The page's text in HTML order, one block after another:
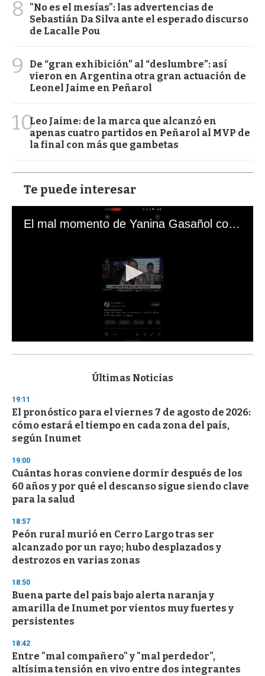
8
"No es el mesías": las advertencias de
Sebastián Da Silva ante el esperado discurso
de Lacalle Pou
9
De “gran exhibición” al “deslumbre”: así
vieron en Argentina otra gran actuación de
Leonel Jaime en Peñarol
10Leo Jaime: de la marca que alcanzó en
apenas cuatro partidos en Peñarol al MVP de
la final con más que gambetas
Te puede interesar
El mal momento de Yanina Gasañol con un hincha argentino en "Subrayado"
s
d
s
o
f
3
s
e
c
o
n
d
s
Últimas Noticias
19:11
El pronóstico para el viernes 7 de agosto de 2026:
cómo estará el tiempo en cada zona del país,
según Inumet
19:00
Cuántas horas conviene dormir después de los
60 años y por qué el descanso sigue siendo clave
para la salud
18:57
Peón rural murió en Cerro Largo tras ser
alcanzado por un rayo; hubo desplazados y
destrozos en varias zonas
18:50
Buena parte del país bajo alerta naranja y
amarilla de Inumet por vientos muy fuertes y
persistentes
18:42
Entre "mal compañero" y "mal perdedor",
altísima tensión en vivo entre dos integrantes